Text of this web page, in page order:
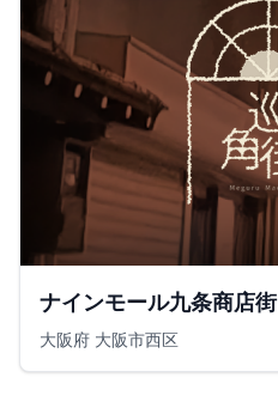
ナインモール九条商店街
大阪府 大阪市西区